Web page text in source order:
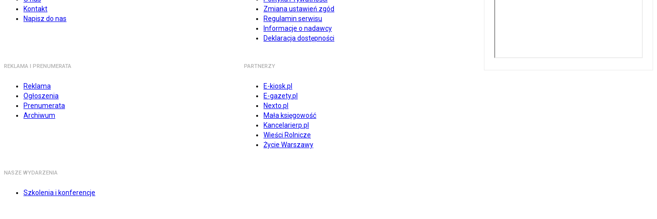
Kontakt
Napisz do nas
Zmiana ustawień zgód
Regulamin serwisu
Informacje o nadawcy
Deklaracja dostępności
REKLAMA I PRENUMERATA
Reklama
Ogłoszenia
Prenumerata
Archiwum
PARTNERZY
E-kiosk.pl
E-gazety.pl
Nexto.pl
Mała księgowość
Kancelarierp.pl
Wieści Rolnicze
Życie Warszawy
NASZE WYDARZENIA
Szkolenia i konferencje